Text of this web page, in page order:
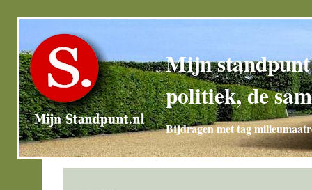
Mijn
politiek, de
Bijdragen met tag